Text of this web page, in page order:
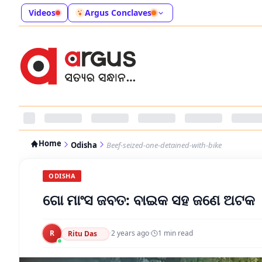
Videos Argus Conclaves
Home Odisha Beef-seized-one-detained-with-bike
ODISHA
ଗୋ ମାଂସ ଜବତ: ବାଇକ ସହ ଜଣେ ଅଟକ
R Ritu Das ·2 years ago· 1 min read